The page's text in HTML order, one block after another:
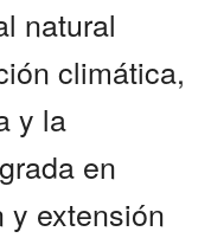
natural
climática,
y la
en
y extensión